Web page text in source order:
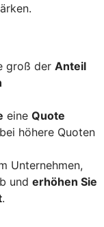
groß der Anteil
eine Quote
höhere Quoten
Unternehmen,
und erhöhen Sie
.